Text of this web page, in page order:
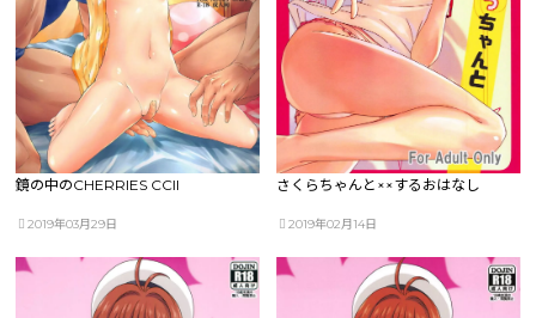
鏡の中のCHERRIES CCII
2019年03月29日
さくらちゃんと××するおはなし
2019年02月14日